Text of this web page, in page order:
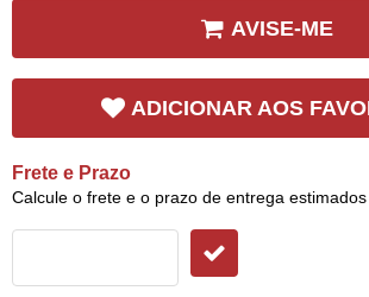
AVISE-ME
ADICIONAR AOS
Frete e Prazo
Calcule o frete e o prazo de entrega